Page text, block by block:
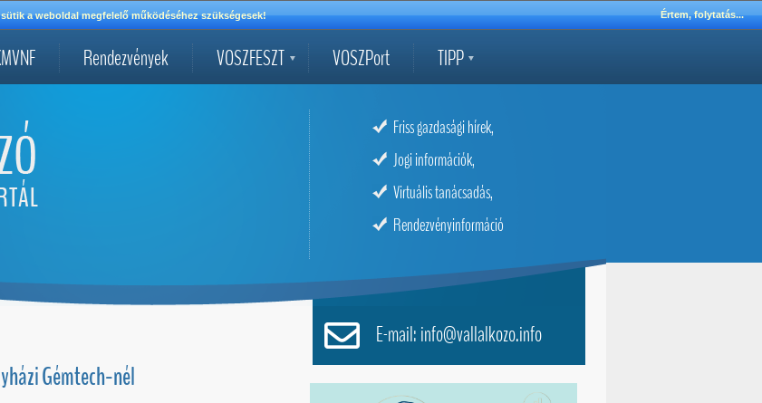
a weboldal megfelelő működéséhez szükségesek! Értem, folytatás...
Rendezvények VOSZFESZT VOSZPort TIPP
Friss gazdasági hírek,
Jogi információk,
Virtuális tanácsadás,
Rendezvényinformáció
Gémtech-nél
E-mail: info@vallalkozo.info